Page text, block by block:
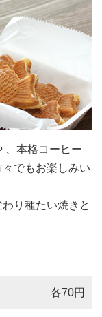
本格コーヒー
でもお楽しみい
り種たい焼きと
各70円